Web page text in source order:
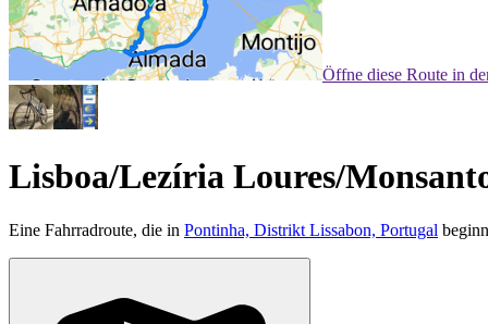
Öffne diese Route in
Lisboa/Lezíria Loures/
Eine Fahrradroute, die in Pontinha, Distrikt Lissabon, Portugal